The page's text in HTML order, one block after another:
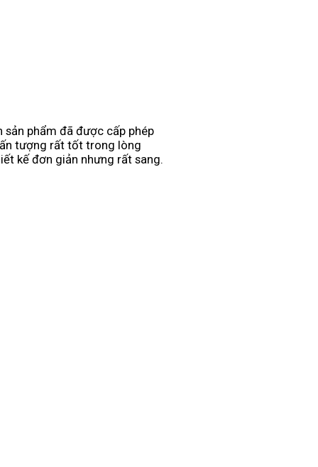
sản phẩm đã được cấp phép
tượng rất tốt trong lòng
kế đơn giản nhưng rất sang.